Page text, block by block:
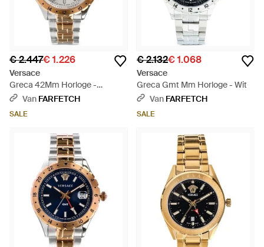
€ 2.447€ 1.226
Versace
Greca 42Mm Horloge -
Metallic
Van FARFETCH
SALE
€ 2.132€ 1.068
Versace
Greca Gmt Mm Horloge - Wit
Van FARFETCH
SALE